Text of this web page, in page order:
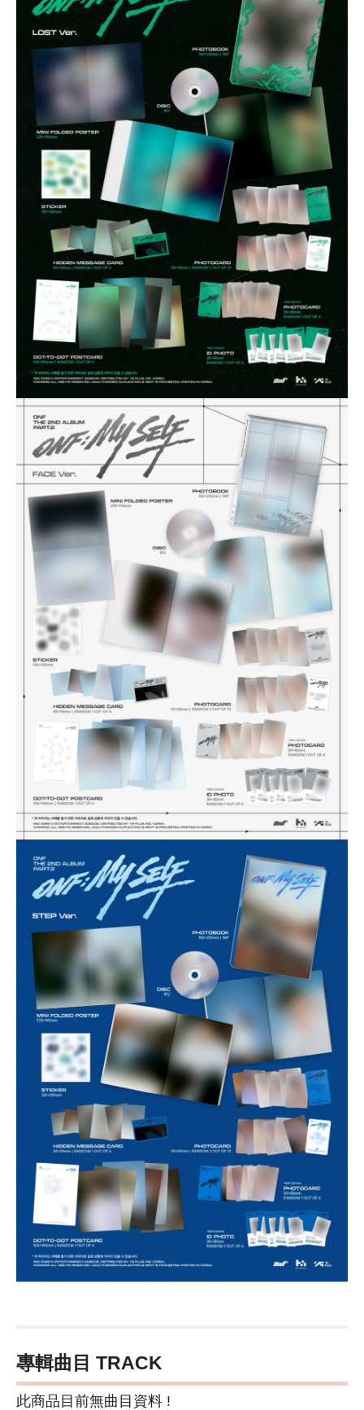
專輯曲目 TRACK
此商品目前無曲目資料 !